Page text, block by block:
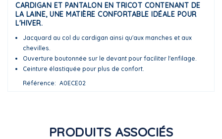
CARDIGAN ET PANTALON EN TRICOT CONTENANT DE
LA LAINE, UNE MATIÈRE CONFORTABLE IDÉALE POUR
L'HIVER.
Jacquard au col du cardigan ainsi qu'aux manches et aux
chevilles.
Ouverture boutonnée sur le devant pour faciliter l'enfilage.
Ceinture élastiquée pour plus de confort.
Référence
A0ECE02
PRODUITS ASSOCIÉS